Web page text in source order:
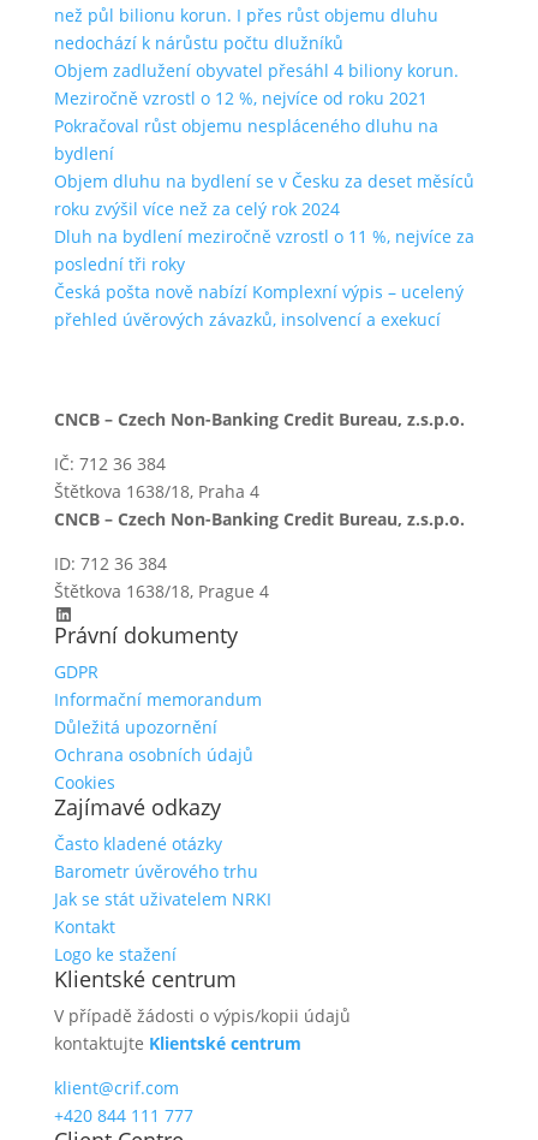
než půl bilionu korun. I přes růst objemu dluhu
nedochází k nárůstu počtu dlužníků
Objem zadlužení obyvatel přesáhl 4 biliony korun.
Meziročně vzrostl o 12 %, nejvíce od roku 2021
Pokračoval růst objemu nespláceného dluhu na
bydlení
Objem dluhu na bydlení se v Česku za deset měsíců
roku zvýšil více než za celý rok 2024
Dluh na bydlení meziročně vzrostl o 11 %, nejvíce za
poslední tři roky
Česká pošta nově nabízí Komplexní výpis – ucelený
přehled úvěrových závazků, insolvencí a exekucí
CNCB – Czech Non-Banking Credit Bureau, z.s.p.o.
IČ: 712 36 384
Štětkova 1638/18, Praha 4
CNCB – Czech Non-Banking Credit Bureau, z.s.p.o.
ID: 712 36 384
Štětkova 1638/18, Prague 4
LinkedIn
Právní dokumenty
GDPR
Informační memorandum
Důležitá upozornění
Ochrana osobních údajů
Cookies
Zajímavé odkazy
Často kladené otázky
Barometr úvěrového trhu
Jak se stát uživatelem NRKI
Kontakt
Logo ke stažení
Klientské centrum
V případě žádosti o výpis/kopii údajů
kontaktujte Klientské centrum
klient@crif.com
+420 844 111 777